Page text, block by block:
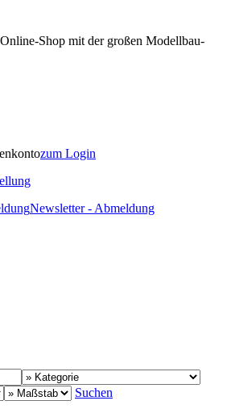
Shop mit der großen Modellbau-
zum Login
Newsletter - Abmeldung
Suchen